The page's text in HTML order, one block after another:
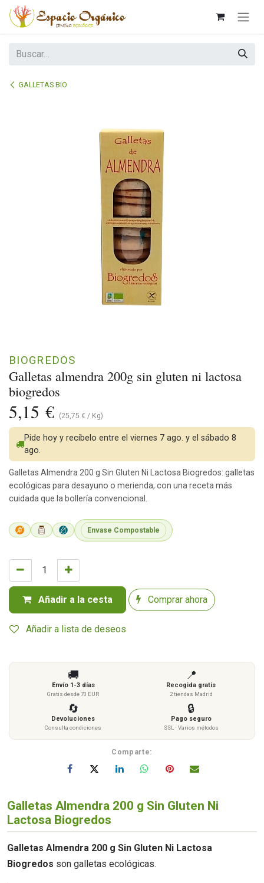
Ir al contenido
GALLETAS BIO
Galletas almendra 200g sin gluten ni lactosa
biogredos
BIOGREDOS
5,15 € (25,75 € / Kg)
Añadir a la cesta Comprar ahora
Añadir a lista de deseos
Pide hoy y recíbelo entre el viernes 7 ago. y el sábado 8
ago.
Galletas Almendra 200 g Sin Gluten Ni Lactosa Biogredos: galletas
ecológicas para desayuno o merienda, con una receta más
cuidada que la bollería convencional.
Envase Compostable
🚚
Envío 1-3 días
Gratis desde 70 EUR
📍
Recogida gratis
2 tiendas Madrid
🔄
Devoluciones
Consulta condiciones
🔒
Pago seguro
SSL · Varios métodos
Comparte:
Galletas Almendra 200 g Sin Gluten Ni
Lactosa Biogredos
Galletas Almendra 200 g Sin Gluten Ni Lactosa
Biogredos son galletas ecológicas.